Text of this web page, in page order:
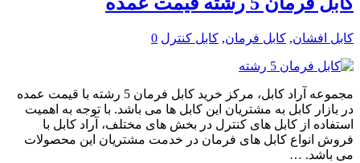
کابل افشان, کابل فرمان, کابل کنترل 0
مجموعه آراد کابل، مرکز خرید کابل فرمان 5 رشته با قیمت عمده
در بازار کابل به مشتریان این کابل ها می باشد. با توجه به اهمیت
استفاده از کابل های کنترل در بخش های مختلف، آراد کابل با
فروش انواع کابل های فرمان در خدمت مشتریان این محصولات
می باشد. …